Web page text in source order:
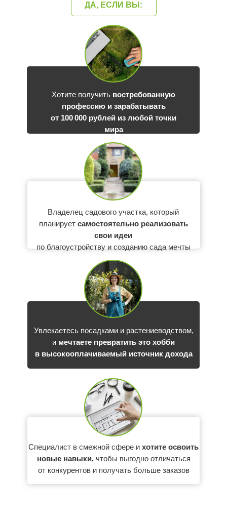
ДА, ЕСЛИ ВЫ:
Хотите получить востребованную
профессию и зарабатывать
от 100 000 рублей из любой точки
мира
Специалист в смежной сфере и хотите освоить
новые навыки,чтобы выгодно отличаться
от конкурентов и получать больше заказов
Владелец садового участка, который
планирует самостоятельно реализовать
свои идеи
по благоустройству и созданию сада мечты
Увлекаетесь посадками и растениеводством,
и мечтаете превратить это хобби
в высокооплачиваемый источник дохода